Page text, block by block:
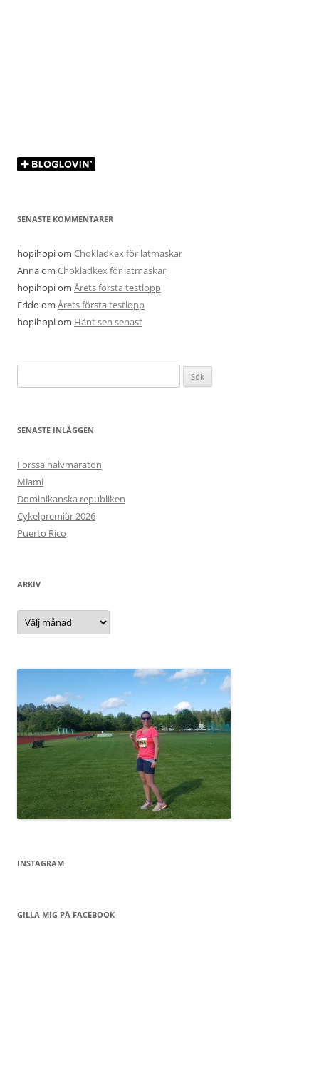
SENASTE KOMMENTARER
hopihopiom Chokladkex för latmaskar
Annaom Chokladkex för latmaskar
hopihopiom Årets första testlopp
Frido om Årets första testlopp
hopihopiom Hänt sen senast
efter:
SENASTE INLÄGGEN
Forssa halvmaraton
Miami
Dominikanska republiken
Cykelpremiär 2026
Puerto Rico
ARKIV
Arkiv
INSTAGRAM
GILLA MIG PÅ FACEBOOK